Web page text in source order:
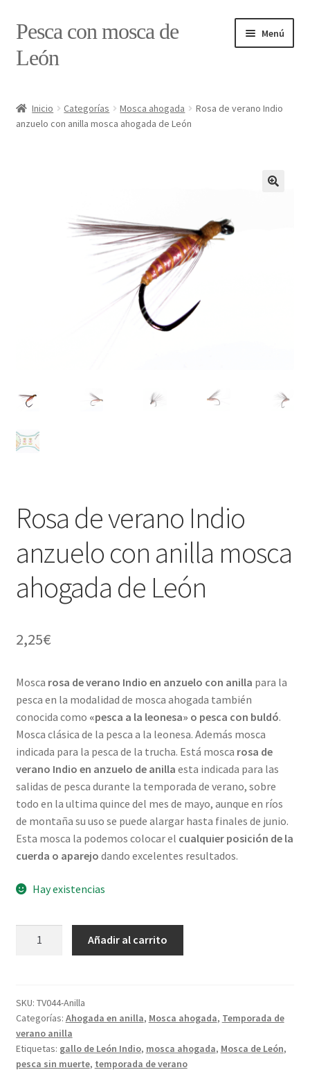
Ir
a
Ir
al
contenido
Pesca con mosca de
León
Menú
#7897 (sin título)
Formulario de contacto
Inicio Categorías Mosca ahogada
Rosa de verano Indio
anzuelo con anilla mosca ahogada de León
Rosa de verano Indio
anzuelo con anilla mosca
ahogada de León
2,25€
Mosca rosa de verano Indio en anzuelo con anilla para la
pesca en la modalidad de mosca ahogada también
conocida como «pesca a la leonesa» o pesca con buldó.
Mosca clásica de la pesca a la leonesa. Además mosca
indicada para la pesca de la trucha. Está mosca rosa de
verano Indio en anzuelo de anilla esta indicada para las
salidas de pesca durante la temporada de verano, sobre
todo en la ultima quince del mes de mayo, aunque en ríos
de montaña su uso se puede alargar hasta finales de junio.
Esta mosca la podemos colocar el cualquier posición de la
cuerda o aparejo dando excelentes resultados.
Hay existencias
anzuelo
con
anilla
mosca
ahogada
Añadir al carrito
SKU: TV044-Anilla
Categorías: Ahogada en anilla, Mosca ahogada, Temporada de
verano anilla
Etiquetas: gallo de León Indio, mosca ahogada, Mosca de León,
pesca sin muerte, temporada de verano